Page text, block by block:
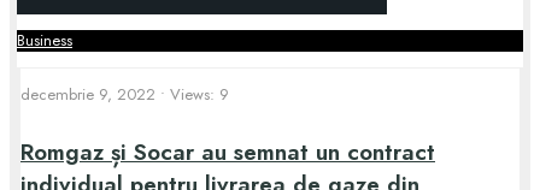
Business
decembrie 9, 2022 • Views: 9
Romgaz și Socar au semnat un contract